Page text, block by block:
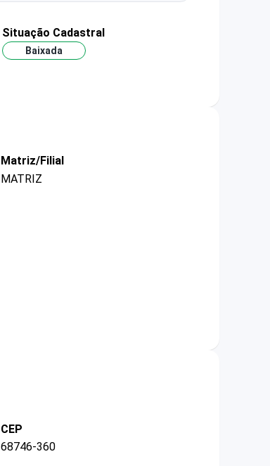
Situação Cadastral
Baixada
Matriz/Filial
MATRIZ
CEP
68746-360